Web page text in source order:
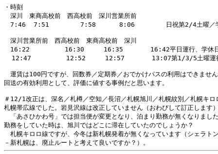
・時刻
深川　東商高校前　西高校前　深川営業所前
7:46  7:51        7:58      8:06        日祝第2/4土曜／学
深川営業所前　西高校前　東商高校前　深川
16:22         16:30     16:35       16:42平日運行、学休日
12:47         12:52     12:57       13:07第1/3/5土曜運
運賃は100円ですが、回数券／定期券／おでかけパスの利用はできませ
回送の有効利用として、評価に値する事例だと思います。
＃12/1改正は、深名／札樽／空知／長沼／札幌旭川／札幌紋別／札幌キロ
札幌帯広線でした。岩見沢線は改正していません（おわびして訂正します
「あさひかわ号」では担当便が変更となり、泊まり勤務が無くなりまし
勤務をしていた時は、旭川ではどこに滞在していたのでしょうか？
札幌キロロ線ですが、今冬は新札幌発着が無くなっています（シェラト